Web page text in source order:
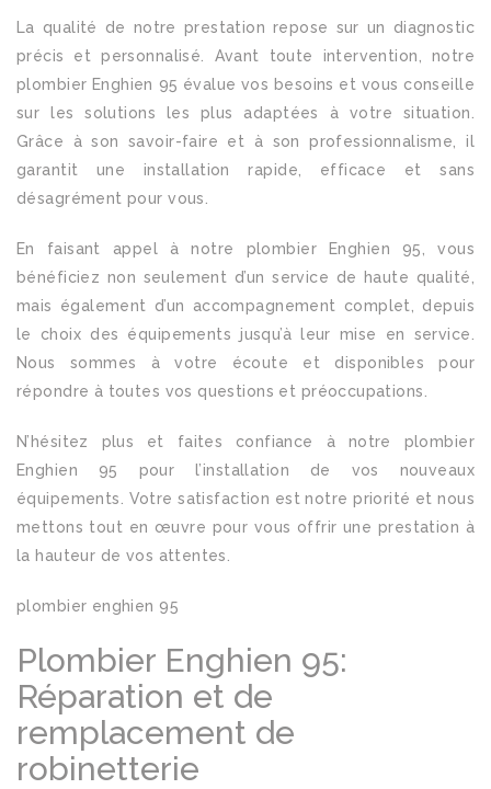
La qualité de notre prestation repose sur un diagnostic
précis et personnalisé. Avant toute intervention, notre
plombier Enghien 95 évalue vos besoins et vous conseille
sur les solutions les plus adaptées à votre situation.
Grâce à son savoir-faire et à son professionnalisme, il
garantit une installation rapide, efficace et sans
désagrément pour vous.
En faisant appel à notre plombier Enghien 95, vous
bénéficiez non seulement d’un service de haute qualité,
mais également d’un accompagnement complet, depuis
le choix des équipements jusqu’à leur mise en service.
Nous sommes à votre écoute et disponibles pour
répondre à toutes vos questions et préoccupations.
N’hésitez plus et faites confiance à notre plombier
Enghien 95 pour l’installation de vos nouveaux
équipements. Votre satisfaction est notre priorité et nous
mettons tout en œuvre pour vous offrir une prestation à
la hauteur de vos attentes.
plombier enghien 95
Plombier Enghien 95:
Réparation et de
remplacement de
robinetterie